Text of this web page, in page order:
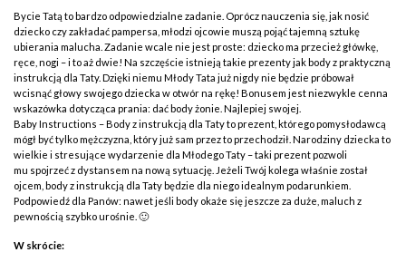
Bycie Tatą to bardzo odpowiedzialne zadanie. Oprócz nauczenia się, jak nosić
dziecko czy zakładać pampersa, młodzi ojcowie muszą pojąć tajemną sztukę
ubierania malucha. Zadanie wcale nie jest proste: dziecko ma przecież główkę,
ręce, nogi – i to aż dwie! Na szczęście istnieją takie prezenty jak body z praktyczną
instrukcją dla Taty. Dzięki niemu Młody Tata już nigdy nie będzie próbował
wcisnąć głowy swojego dziecka w otwór na rękę! Bonusem jest niezwykle cenna
wskazówka dotycząca prania: dać body żonie. Najlepiej swojej.
Baby Instructions – Body z instrukcją dla Taty to prezent, którego pomysłodawcą
mógł być tylko mężczyzna, który już sam przez to przechodził. Narodziny dziecka to
wielkie i stresujące wydarzenie dla Młodego Taty – taki prezent pozwoli
mu spojrzeć z dystansem na nową sytuację. Jeżeli Twój kolega właśnie został
ojcem, body z instrukcją dla Taty będzie dla niego idealnym podarunkiem.
Podpowiedź dla Panów: nawet jeśli body okaże się jeszcze za duże, maluch z
pewnością szybko urośnie. 🙂
W skrócie: